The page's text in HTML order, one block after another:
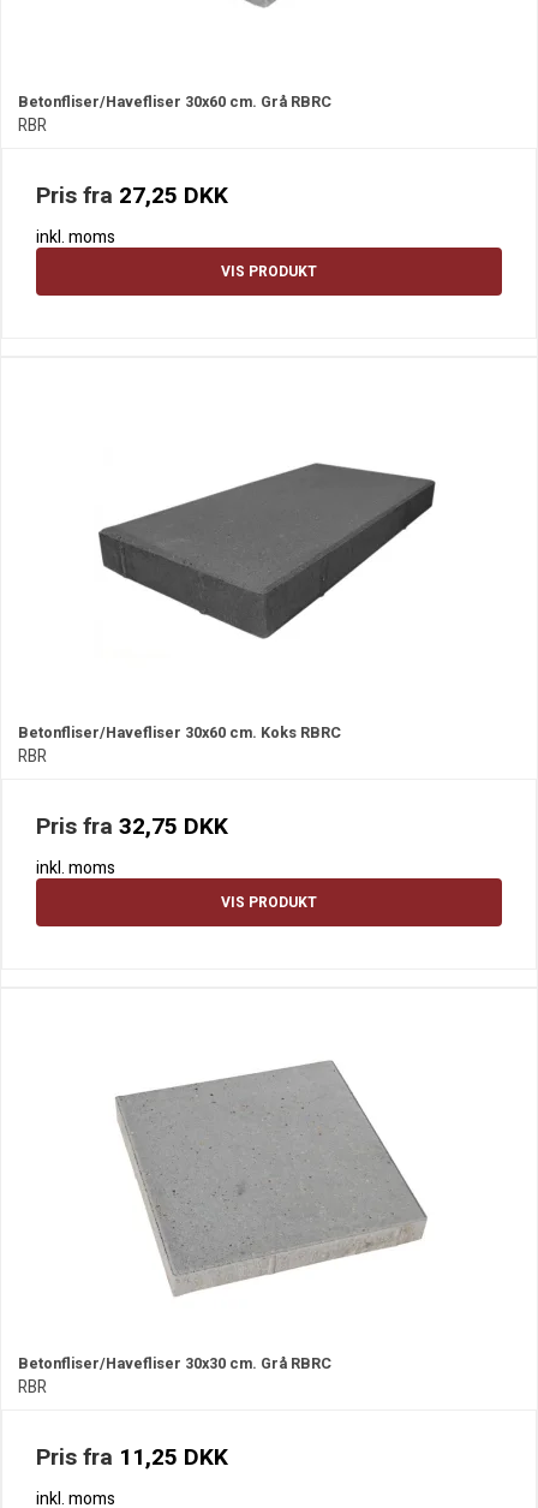
Betonfliser/Havefliser 30x60 cm. Grå RBRC
RBR
Pris fra 27,25 DKK
inkl. moms
VIS PRODUKT
Betonfliser/Havefliser 30x60 cm. Koks RBRC
RBR
Pris fra 32,75 DKK
inkl. moms
VIS PRODUKT
Betonfliser/Havefliser 30x30 cm. Grå RBRC
RBR
Pris fra 11,25 DKK
inkl. moms